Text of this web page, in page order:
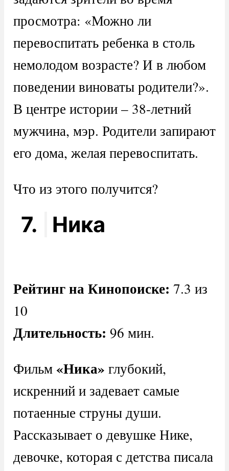
просмотра: «Можно ли
перевоспитать ребенка в столь
немолодом возрасте? И в любом
поведении виноваты родители?».
В центре истории – 38-летний
мужчина, мэр. Родители запирают
его дома, желая перевоспитать.
Что из этого получится?
7. Ника
Рейтинг на Кинопоиске: 7.3 из
10
Длительность: 96 мин.
Фильм «Ника» глубокий,
искренний и задевает самые
потаенные струны души.
Рассказывает о девушке Нике,
девочке, которая с детства писала